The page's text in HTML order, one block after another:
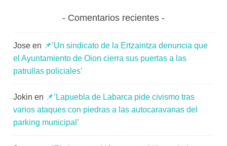
Comentarios recientes
Jose en 📌’Un sindicato de la Ertzaintza denuncia que
el Ayuntamiento de Oion cierra sus puertas a las
patrullas policiales’
Jokin en 📌’Lapuebla de Labarca pide civismo tras
varios ataques con piedras a las autocaravanas del
parking municipal’